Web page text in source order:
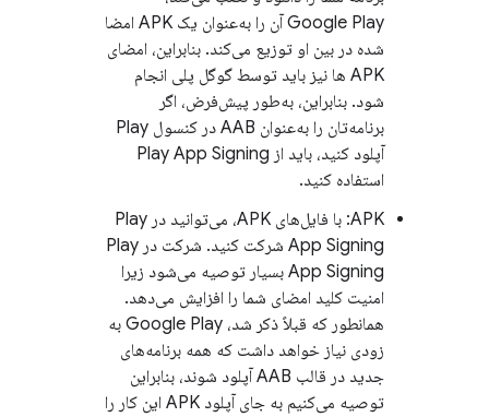
Google Play آن را به‌عنوان یک APK امضا
شده در بین او توزیع می‌کند. بنابراین، امضای
APK ها نیز باید توسط گوگل پلی انجام
شود. بنابراین، به‌طور پیش‌فرض، اگر
برنامه‌تان را به‌عنوان AAB در کنسول Play
آپلود کنید، باید از Play App Signing
استفاده کنید.
APK: با فایل‌های APK، می‌توانید در Play
App Signing شرکت کنید. شرکت در Play
App Signing بسیار توصیه می‌شود زیرا
امنیت کلید امضای شما را افزایش می‌دهد.
همانطور که قبلاً ذکر شد، Google Play به
زودی نیاز خواهد داشت که همه برنامه‌های
جدید در قالب AAB آپلود شوند، بنابراین
توصیه می‌کنیم به جای آپلود APK این کار را